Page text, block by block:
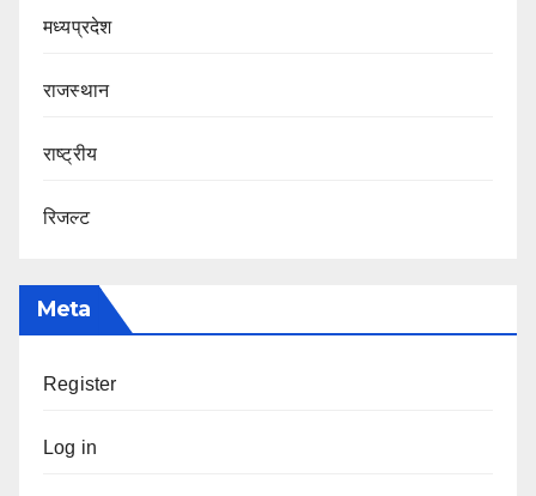
मध्यप्रदेश
राजस्थान
राष्ट्रीय
रिजल्ट
Meta
Register
Log in